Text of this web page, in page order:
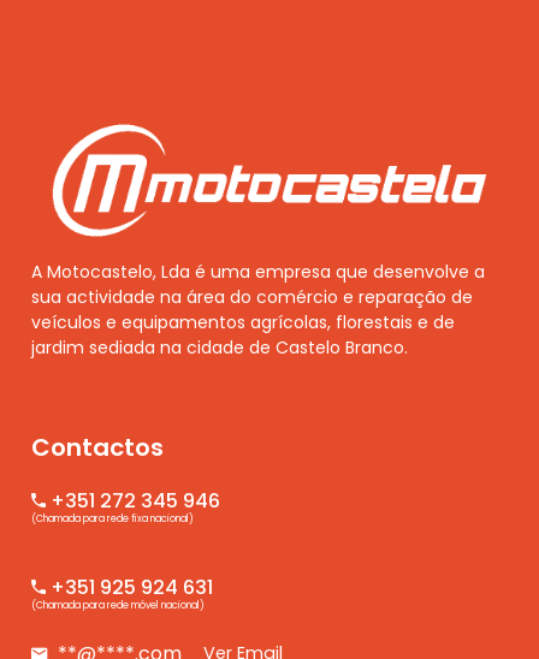
A Motocastelo, Lda é uma empresa que desenvolve a
sua actividade na área do comércio e reparação de
veículos e equipamentos agrícolas, florestais e de
jardim sediada na cidade de Castelo Branco.
Contactos
+351 272 345 946
(Chamada para rede fixa nacional)
+351 925 924 631
(Chamada para rede móvel nacional)
**@****.com Ver Email